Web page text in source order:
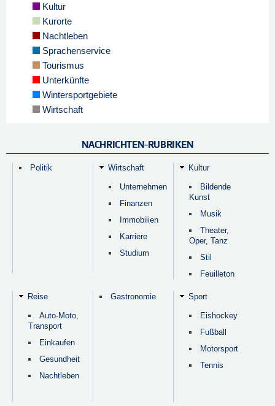
Kultur
Kurorte
Nachtleben
Sprachenservice
Tourismus
Unterkünfte
Wintersportgebiete
Wirtschaft
NACHRICHTEN-RUBRIKEN
Politik Wirtschaft
Unternehmen
Finanzen
Immobilien
Karriere
Studium
Kultur
Bildende
Kunst
Musik
Theater,
Oper, Tanz
Stil
Feuilleton
Reise
Auto-Moto,
Transport
Einkaufen
Gesundheit
Nachtleben
Gastronomie Sport
Eishockey
Fußball
Motorsport
Tennis